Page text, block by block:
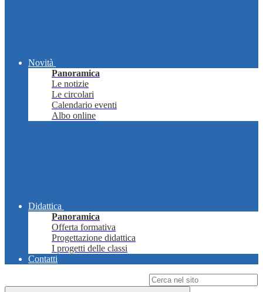
Novità
Panoramica
Le notizie
Le circolari
Calendario eventi
Albo online
Didattica
Panoramica
Offerta formativa
Progettazione didattica
I progetti delle classi
Contatti